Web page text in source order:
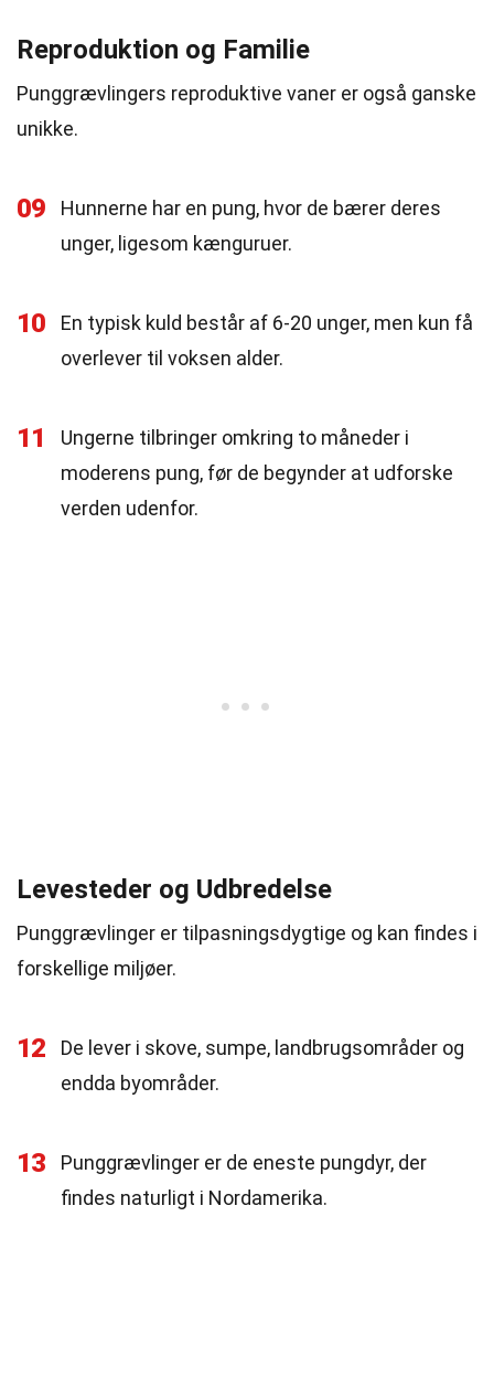
Reproduktion og Familie
Punggrævlingers reproduktive vaner er også ganske
unikke.
09
Hunnerne har en pung, hvor de bærer deres
unger, ligesom kænguruer.
10
En typisk kuld består af 6-20 unger, men kun få
overlever til voksen alder.
11
Ungerne tilbringer omkring to måneder i
moderens pung, før de begynder at udforske
verden udenfor.
Levesteder og Udbredelse
Punggrævlinger er tilpasningsdygtige og kan findes i
forskellige miljøer.
12
De lever i skove, sumpe, landbrugsområder og
endda byområder.
13
Punggrævlinger er de eneste pungdyr, der
findes naturligt i Nordamerika.